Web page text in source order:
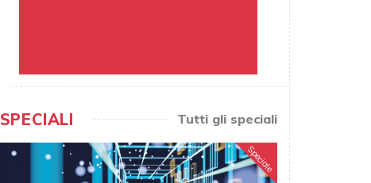
SPECIALI Tutti gli speciali
Speciale